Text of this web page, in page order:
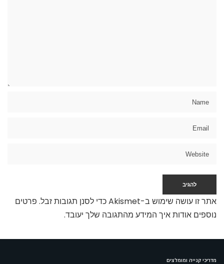
אתר זו עושה שימוש ב-Akismet כדי לסנן תגובות זבל.
פרטים
נוספים אודות איך המידע מהתגובה שלך יעובד.
מדריכי קנייה ומומלצים